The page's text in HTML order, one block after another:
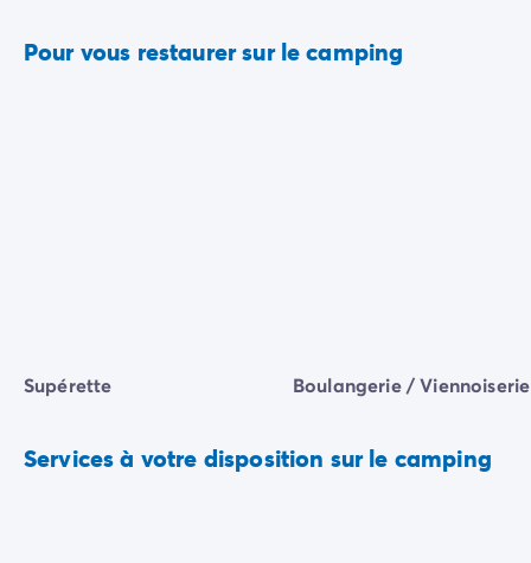
Pour vous restaurer sur le camping
Supérette Boulangerie / Viennoiserie
Services à votre disposition sur le camping